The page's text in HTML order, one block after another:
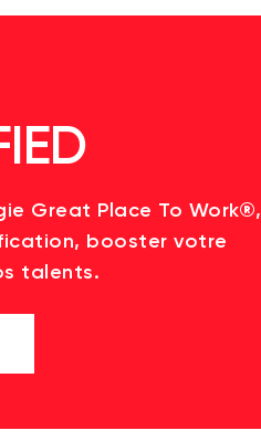
Great Place To Work®,
booster votre
talents.